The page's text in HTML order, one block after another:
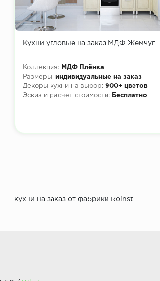
Кухни угловые на заказ МДФ Жемчуг
Коллекция:
МДФ Плёнка
Размеры: индивидуальные на заказ
Декоры кухни на выбор: 900+ цветов
Эскиз и расчет стоимости:
Бесплатно
кухни на заказ от фабрики Roinst